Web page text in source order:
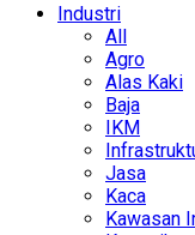
Industri
All
Agro
Alas Kaki
Baja
IKM
Jasa
Kaca
Kawasan